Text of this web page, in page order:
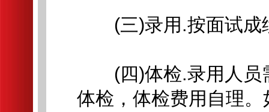
(三)录用.按面试成
(四)体检.录用人员
体检，体检费用自理